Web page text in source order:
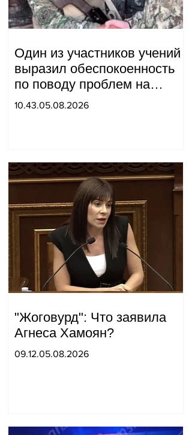
Один из участников учений
выразил обеспокоенность
по поводу проблем на
одном из постов в Сюнике.
10.43.05.08.2026
"Жоговурд": Что заявила
Агнеса Хамоян?
09.12.05.08.2026